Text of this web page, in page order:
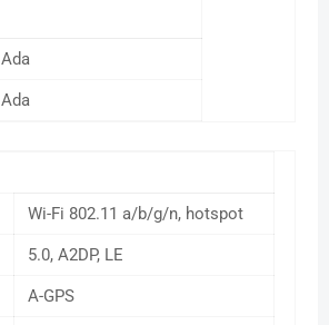
Ada
Ada
Wi-Fi 802.11 a/b/g/n, hotspot
5.0, A2DP, LE
A-GPS